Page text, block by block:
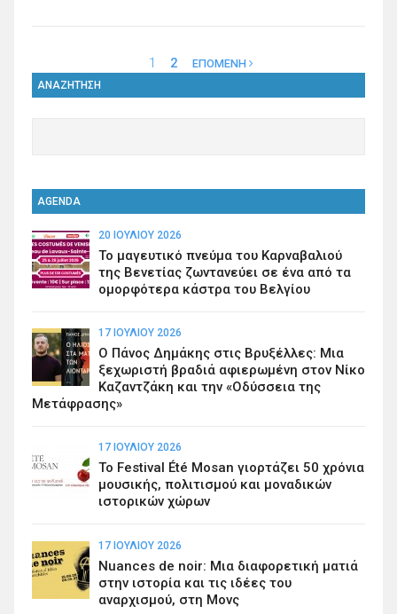
1 2 ΕΠΟΜΕΝΗ
ΑΝΑΖΗΤΗΣΗ
AGENDA
20 ΙΟΥΛΊΟΥ 2026
Το μαγευτικό πνεύμα του Καρναβαλιού
της Βενετίας ζωντανεύει σε ένα από τα
ομορφότερα κάστρα του Βελγίου
17 ΙΟΥΛΊΟΥ 2026
Ο Πάνος Δημάκης στις Βρυξέλλες: Μια
ξεχωριστή βραδιά αφιερωμένη στον Νίκο
Καζαντζάκη και την «Οδύσσεια της
Μετάφρασης»
17 ΙΟΥΛΊΟΥ 2026
Το Festival Été Mosan γιορτάζει 50 χρόνια
μουσικής, πολιτισμού και μοναδικών
ιστορικών χώρων
17 ΙΟΥΛΊΟΥ 2026
Nuances de noir: Μια διαφορετική ματιά
στην ιστορία και τις ιδέες του
αναρχισμού, στη Μονς